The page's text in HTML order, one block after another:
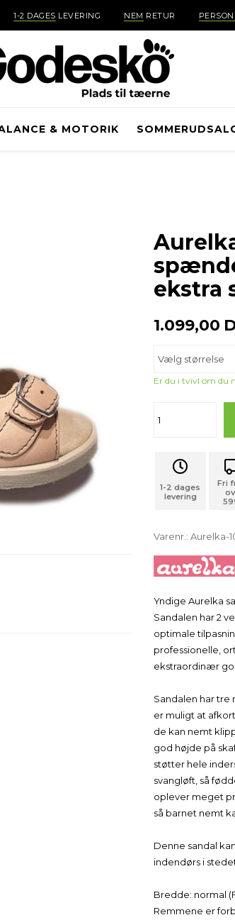
1-2 DAGES LEVERING NEM RETUR
& MOTORIK
ekstra
1.099,00
Er du i tvivl om du
1-2 dages
levering
Fri
Varenr.: Aurelka-
Yndige Aurelka
Sandalen har 2
optimale
professionelle,
ekstraordinær
Sandalen har tre
er muligt at
de kan nemt
god højde på
støtter hele
svangløft, så
oplever meget
så barnet nemt
Denne sandal
indendørs i
Bredde: normal
Remmene er